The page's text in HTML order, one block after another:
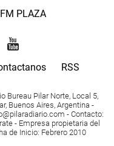
FM PLAZA
RSS
Bureau Pilar Norte, Local 5,
Buenos Aires, Argentina -
- Contacto:
- Empresa propietaria del
de Inicio: Febrero 2010